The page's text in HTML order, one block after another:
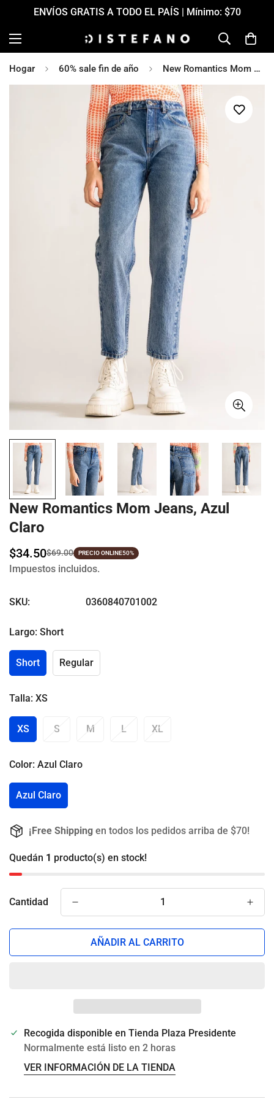
ENVÍOS GRATIS A TODO EL PAÍS | Mínimo: $70
Hogar 60% sale fin de año New Romantics Mom Jeans, Azul Claro
New Romantics Mom Jeans, Azul
Claro
Precio
de
$34.50
Precio
regular
$69.00 PRECIO ONLINE50%
Impuestos incluidos.
SKU: 0360840701002
Largo: Short
Short Regular
Talla: XS
XS S M L XL
Color: Azul Claro
Azul Claro
¡Free Shipping en todos los pedidos arriba de $70!
Quedán 1 producto(s) en stock!
Cantidad
AÑADIR AL CARRITO
Recogida disponible en Tienda Plaza Presidente
Normalmente está listo en 2 horas
VER INFORMACIÓN DE LA TIENDA